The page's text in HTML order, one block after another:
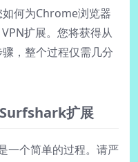
何为Chrome浏览器
扩展。您将获得从
，整个过程仅需几分
扩展
一个简单的过程。请严